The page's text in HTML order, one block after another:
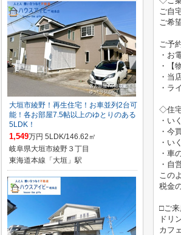
ご自
ご希
ご予
・お
・【
・当
・ラ
◇住
・い
・今
・い
・車
・自
この
税金
□ご
ドリ
カフ
大垣市綾野！再生住宅！お車並列2台可
能！各お部屋7.5帖以上のゆとりのある
5LDK！
1,549万円 5LDK/146.62㎡
岐阜県大垣市綾野３丁目
東海道本線「大垣」駅